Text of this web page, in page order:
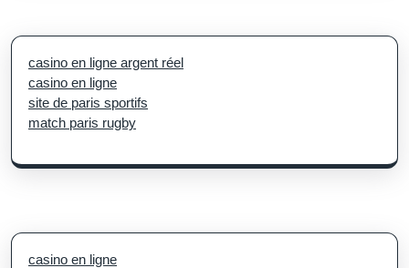
casino en ligne argent réel
casino en ligne
site de paris sportifs
match paris rugby
casino en ligne